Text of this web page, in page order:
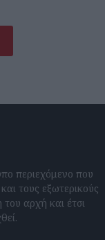
περιεχόμενο που
τους εξωτερικούς
αρχή και έτσι